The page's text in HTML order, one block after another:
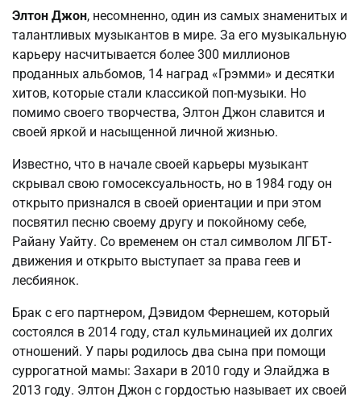
Элтон Джон, несомненно, один из самых знаменитых и
талантливых музыкантов в мире. За его музыкальную
карьеру насчитывается более 300 миллионов
проданных альбомов, 14 наград «Грэмми» и десятки
хитов, которые стали классикой поп-музыки. Но
помимо своего творчества, Элтон Джон славится и
своей яркой и насыщенной личной жизнью.
Известно, что в начале своей карьеры музыкант
скрывал свою гомосексуальность, но в 1984 году он
открыто признался в своей ориентации и при этом
посвятил песню своему другу и покойному себе,
Райану Уайту. Со временем он стал символом ЛГБТ-
движения и открыто выступает за права геев и
лесбиянок.
Брак с его партнером, Дэвидом Фернешем, который
состоялся в 2014 году, стал кульминацией их долгих
отношений. У пары родилось два сына при помощи
суррогатной мамы: Захари в 2010 году и Элайджа в
2013 году. Элтон Джон с гордостью называет их своей